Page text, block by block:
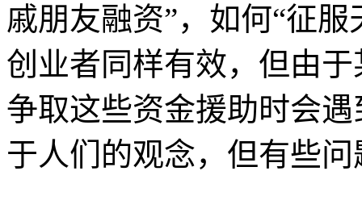
戚朋友融资”，如何“征
创业者同样有效，但由
争取这些资金援助时会
于人们的观念，但有些